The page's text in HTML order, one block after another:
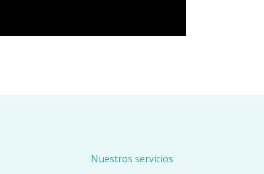
Nuestros servicios